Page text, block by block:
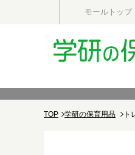
モールトップ
TOP 学研の保育用品 ト